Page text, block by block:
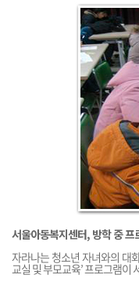
서울아동복지센터, 방학 중
자라나는 청소년 자녀와의 대
교실 및 부모교육’ 프로그램이